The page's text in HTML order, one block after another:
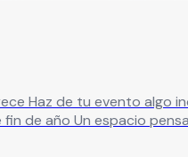
✔ Bodas
¿Qué te ofrecemos? ✔